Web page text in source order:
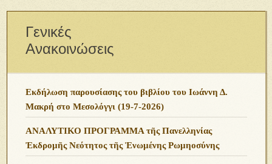
Γενικές
Ανακοινώσεις
Εκδήλωση παρουσίασης του βιβλίου του Ιωάννη Δ.
Μακρή στο Μεσολόγγι (19-7-2026)
ΑΝΑΛΥΤΙΚΟ ΠΡΟΓΡΑΜΜΑ τῆς Πανελληνίας
Ἐκδρομῆς Νεότητος τῆς Ἑνωμένης Ρωμηοσύνης